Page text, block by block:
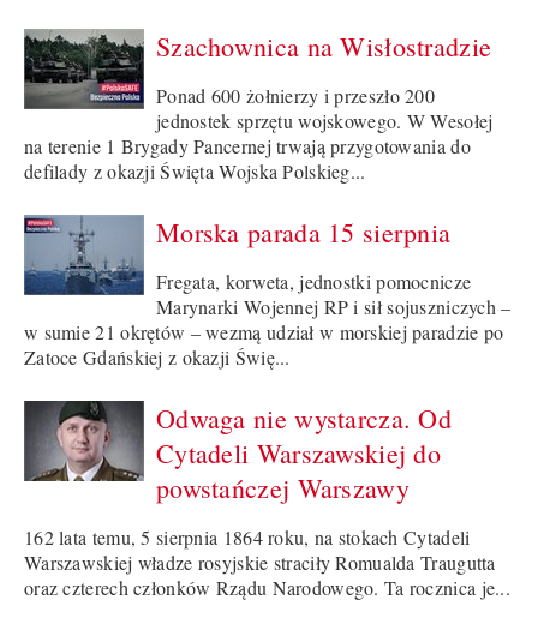
Szachownica na Wisłostradzie
Ponad 600 żołnierzy i przeszło 200
jednostek sprzętu wojskowego. W Wesołej
na terenie 1 Brygady Pancernej trwają przygotowania do
defilady z okazji Święta Wojska Polskieg...
Morska parada 15 sierpnia
Fregata, korweta, jednostki pomocnicze
Marynarki Wojennej RP i sił sojuszniczych –
w sumie 21 okrętów – wezmą udział w morskiej paradzie po
Zatoce Gdańskiej z okazji Świę...
Odwaga nie wystarcza. Od
Cytadeli Warszawskiej do
powstańczej Warszawy
162 lata temu, 5 sierpnia 1864 roku, na stokach Cytadeli
Warszawskiej władze rosyjskie straciły Romualda Traugutta
oraz czterech członków Rządu Narodowego. Ta rocznica je...